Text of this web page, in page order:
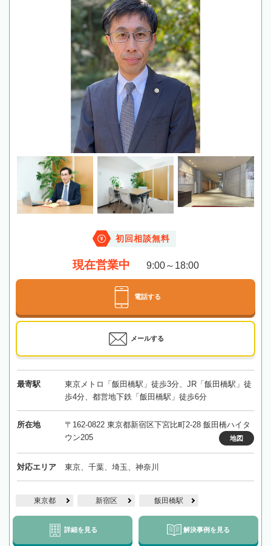
初回相談無料
現在営業中 9:00～18:00
電話する
メールする
最寄駅
東京メトロ「飯田橋駅」徒歩3分、JR「飯田橋駅」徒
歩4分、都営地下鉄「飯田橋駅」徒歩6分
所在地
〒162-0822 東京都新宿区下宮比町2-28 飯田橋ハイタ
ウン205
地図
対応エリア 東京、千葉、埼玉、神奈川
東京都 新宿区 飯田橋駅
詳細を見る 解決事例を見る